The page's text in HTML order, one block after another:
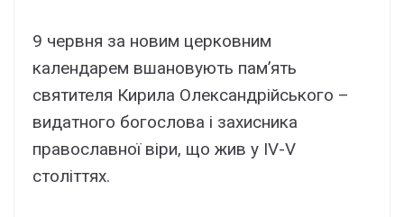
9 червня за новим церковним
календарем вшановують пам’ять
святителя Кирила Олександрійського –
видатного богослова і захисника
православної віри, що жив у IV-V
століттях.